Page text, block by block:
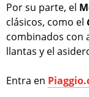
Por su parte, el
clásicos, como el
combinados con
llantas y el
Entra en